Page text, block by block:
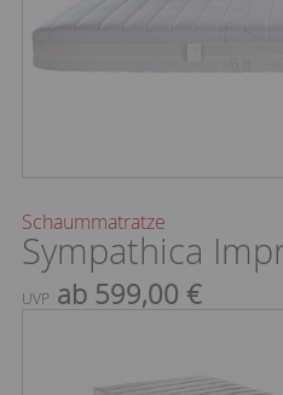
Schaummatratze
Sympathica
UVP ab 599,00 €